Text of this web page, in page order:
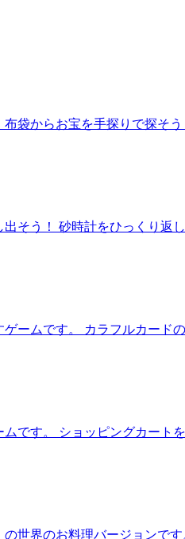
袋からお宝を手探りで探そ
そう！ 砂時計をひっくり
ームです。 カラフルカー
です。 ショッピングカート
世界のお料理バージョンで